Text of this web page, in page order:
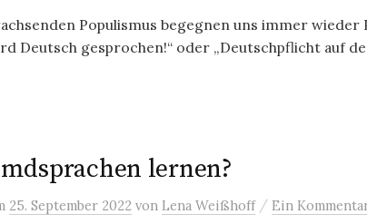
Populismus begegnen uns immer wieder
Deutsch gesprochen!“ oder „Deutschpflicht auf
lernen?
25. September 2022 von Lena Weißhoff / Ein